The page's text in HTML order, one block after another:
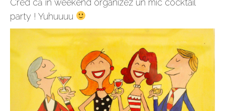
party ! Yuhuuuu